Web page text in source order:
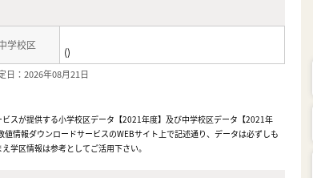
学校区
()
日：2026年08月21日
スが提供する小学校区データ【2021年度】及び中学校区データ【2021年
情報ダウンロードサービスのWEBサイト上で記述通り、データは必ずしも
学区情報は参考としてご活用下さい。